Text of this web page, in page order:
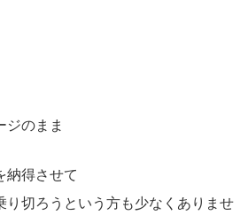
ジのまま
納得させて
り切ろうという方も少なくありませ